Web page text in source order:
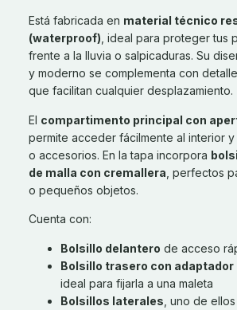
Está fabricada en material técnico
(waterproof), ideal para proteger tus
frente a la lluvia o salpicaduras. Su
y moderno se complementa con
que facilitan cualquier desplazamiento.
El compartimento principal con
permite acceder fácilmente al interior
o accesorios. En la tapa incorpora
de malla con cremallera , perfectos
o pequeños objetos.
Cuenta con:
Bolsillo delantero de acceso
Bolsillo trasero con adaptador
ideal para fijarla a una maleta
Bolsillos laterales , uno de